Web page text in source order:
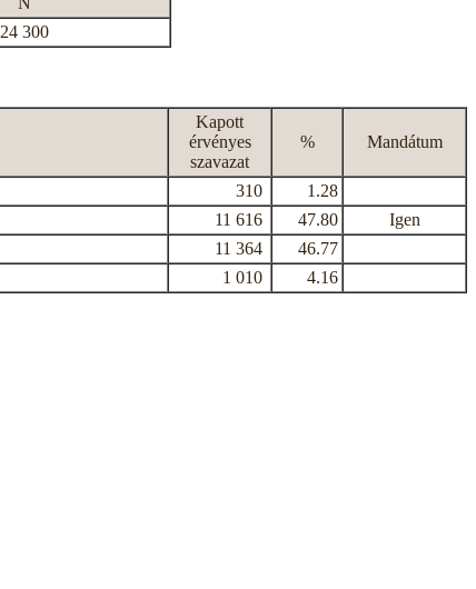
24 300
Kapott
érvényes
szavazat
% Mandátum
310
1.28
11 616 47.80
Igen
11 364
46.77
1 010 4.16